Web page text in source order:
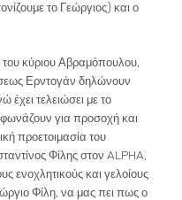
το Γεώργιος) και ο
κύριου Αβραμόπουλου,
Ερντογάν δηλώνουν
έχει τελειώσει με το
για προσοχή και
προετοιμασία του
Φίλης στον ALPHA,
ενοχλητικούς και γελοίους
Φίλη, να μας πει πως ο